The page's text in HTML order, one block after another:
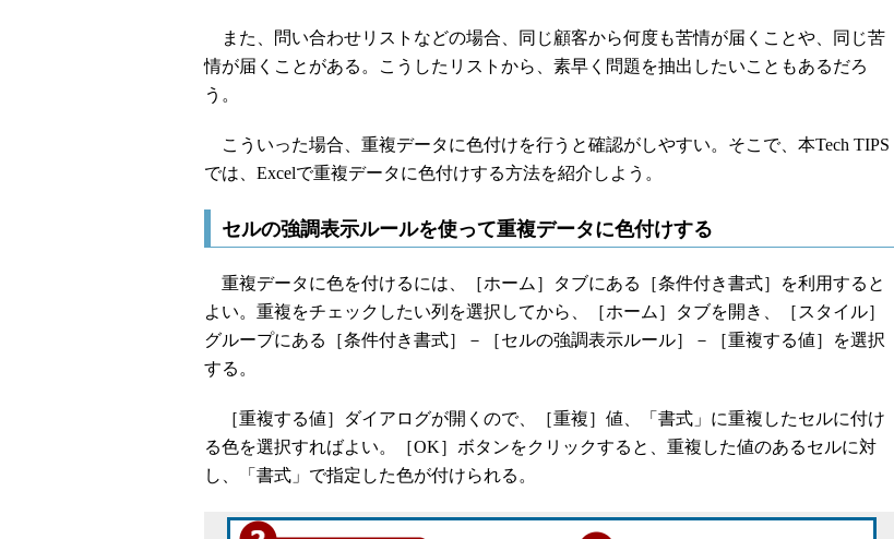
また、問い合わせリストなどの場合、同じ顧客から何度も苦情が届くことや、同じ苦
情が届くことがある。こうしたリストから、素早く問題を抽出したいこともあるだろ
う。
こういった場合、重複データに色付けを行うと確認がしやすい。そこで、本Tech TIPS
では、Excelで重複データに色付けする方法を紹介しよう。
セルの強調表示ルールを使って重複データに色付けする
重複データに色を付けるには、［ホーム］タブにある［条件付き書式］を利用すると
よい。重複をチェックしたい列を選択してから、［ホーム］タブを開き、［スタイル］
グループにある［条件付き書式］－［セルの強調表示ルール］－［重複する値］を選択
する。
［重複する値］ダイアログが開くので、［重複］値、「書式」に重複したセルに付け
る色を選択すればよい。［OK］ボタンをクリックすると、重複した値のあるセルに対
し、「書式」で指定した色が付けられる。